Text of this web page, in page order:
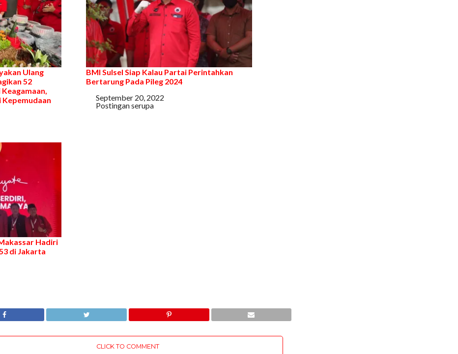
Ulang
52
Kepemudaan
BMI Sulsel Siap Kalau Partai Perintahkan
Bertarung Pada Pileg 2024
Tanggal
September 20, 2022
Sehubungan dengan
Postingan serupa
Hadiri
di Jakarta
CLICK TO COMMENT